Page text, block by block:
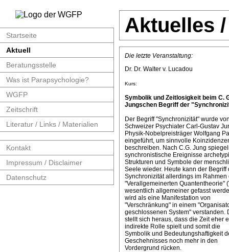
Startseite
Aktuell
Beratungsstelle
Was ist Parapsychologie?
WGFP
Zeitschrift
Literatur / Links / Materialien
Kontakt
Impressum / Disclaimer
Datenschutz
Aktuelles
Die letzte Veranstaltung:
Dr. Dr. Walter v. Lucadou
Kurs:
Symbolik und Zeitlosigkeit beim C.
Jungschen Begriff der
Der Begriff "Synchronizität" wurde
Schweizer Psychiater Carl-Gustav
Physik-Nobelpreisträger Wolfgang
eingeführt, um sinnvolle
beschreiben. Nach C.G. Jung
synchronistische Ereignisse
Strukturen und Symbole der
Seele wieder. Heute kann der Begriff
Synchronizität allerdings im Rahmen
"Verallgemeinerten Quantentheorie"
wesentlich allgemeiner gefasst
wird als eine Manifestation von
"Verschränkung" in einem
geschlossenen System" verstanden.
stellt sich heraus, dass die Zeit eher
indirekte Rolle spielt und somit die
Symbolik und Bedeutungshaftigkeit
Geschehnisses noch mehr in den
Vordergrund rücken.